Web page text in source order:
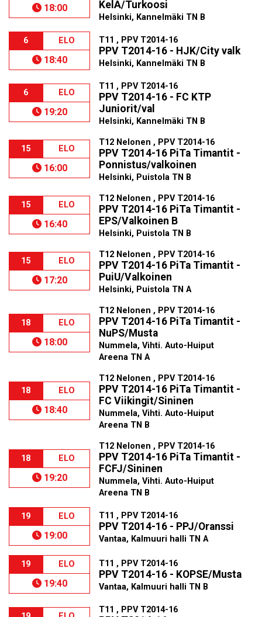
18:00
KelA/Turkoosi
Helsinki, Kannelmäki TN B
6 ELO
18:40
T11 , PPV T2014-16
PPV T2014-16 - HJK/City valk
Helsinki, Kannelmäki TN B
6 ELO
19:20
T11 , PPV T2014-16
PPV T2014-16 - FC KTP
Juniorit/val
Helsinki, Kannelmäki TN B
15 ELO
16:00
T12 Nelonen , PPV T2014-16
PPV T2014-16 PiTa Timantit -
Ponnistus/valkoinen
Helsinki, Puistola TN B
15 ELO
16:40
T12 Nelonen , PPV T2014-16
PPV T2014-16 PiTa Timantit -
EPS/Valkoinen B
Helsinki, Puistola TN B
15 ELO
17:20
T12 Nelonen , PPV T2014-16
PPV T2014-16 PiTa Timantit -
PuiU/Valkoinen
Helsinki, Puistola TN A
18 ELO
18:00
T12 Nelonen , PPV T2014-16
PPV T2014-16 PiTa Timantit -
NuPS/Musta
Nummela, Vihti. Auto-Huiput
Areena TN A
18 ELO
18:40
T12 Nelonen , PPV T2014-16
PPV T2014-16 PiTa Timantit -
FC Viikingit/Sininen
Nummela, Vihti. Auto-Huiput
Areena TN B
18 ELO
19:20
T12 Nelonen , PPV T2014-16
PPV T2014-16 PiTa Timantit -
FCFJ/Sininen
Nummela, Vihti. Auto-Huiput
Areena TN B
19 ELO
19:00
T11 , PPV T2014-16
PPV T2014-16 - PPJ/Oranssi
Vantaa, Kalmuuri halli TN A
19 ELO
19:40
T11 , PPV T2014-16
PPV T2014-16 - KOPSE/Musta
Vantaa, Kalmuuri halli TN B
T11 , PPV T2014-16